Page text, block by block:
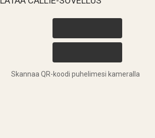
Skannaa QR-koodi puhelimesi kameralla